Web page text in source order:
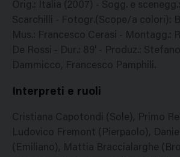
Orig.: Italia (2007) - Sogg. e
Scarchilli - Fotogr.(Scope/a colori):
Mus.: Francesco Cerasi - Montagg.:
De Rossi - Dur.: 89' - Produz.:
Dammicco, Francesco Pamphili.
Interpreti e ruoli
Cristiana Capotondi (Sole), Primo
Ludovico Fremont (Pierpaolo),
(Emiliano), Mattia Braccialarghe